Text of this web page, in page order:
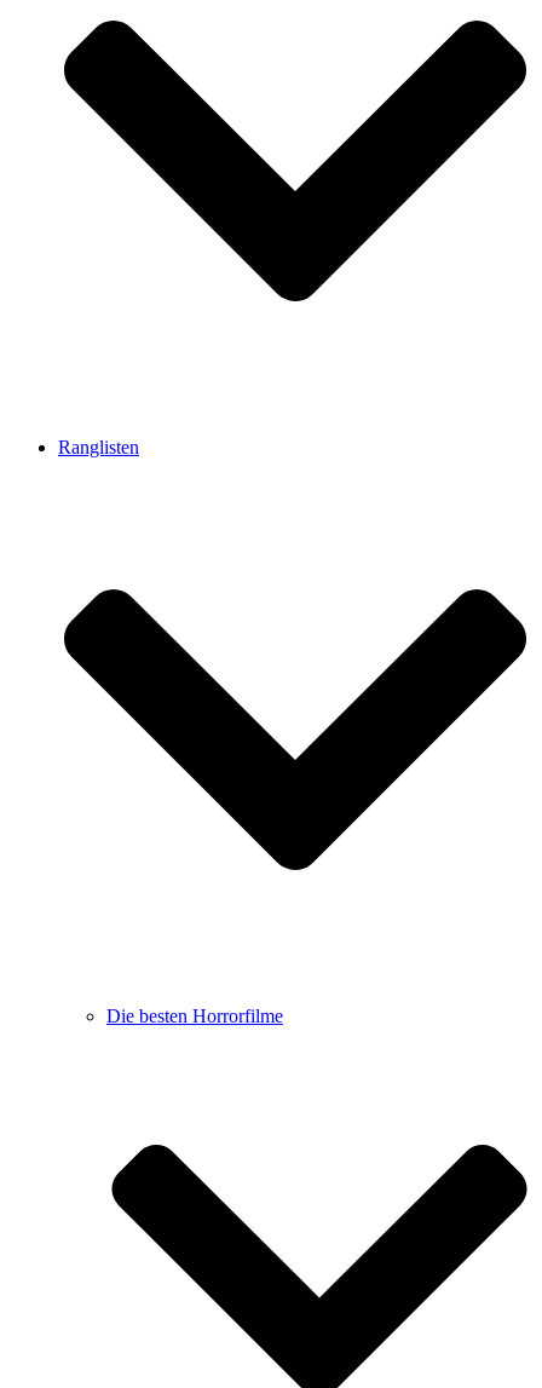
Ranglisten
Die besten Horrorfilme